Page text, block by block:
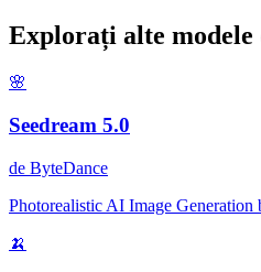
Explorați alte
🌸
Seedream 5.0
de ByteDance
Photorealistic AI Image Generation
🍌